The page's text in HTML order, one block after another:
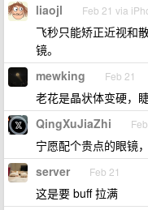
liaojl Feb 21 via
飞秒只能矫正近视和
镜。
mewking Feb 21
老花是晶状体变硬，
QingXuJiaZhi
宁愿配个贵点的眼镜
server Feb 21
这是要 buff 拉满